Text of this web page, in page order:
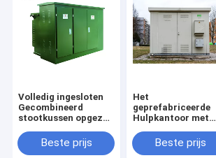
Volledig ingesloten
Gecombineerd
stootkussen opgezet
geprefabriceerd
hulpkantoor met
Beste prijs
Het
geprefabriceerde
Hulpkantoor met
Mechanisme en de
Transformator van
Beste prijs